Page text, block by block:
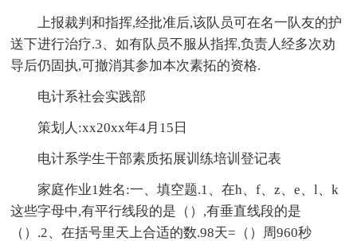
上报裁判和指挥,经批准后,该队员可在名一队友的护
送下进行治疗.3、如有队员不服从指挥,负责人经多次劝
导后仍固执,可撤消其参加本次素拓的资格.
电计系社会实践部
策划人:xx20xx年4月15日
电计系学生干部素质拓展训练培训登记表
家庭作业1姓名:一、填空题.1、在h、f、z、e、l、k
这些字母中,有平行线段的是（）,有垂直线段的是
（）.2、在括号里天上合适的数.98天=（）周960秒